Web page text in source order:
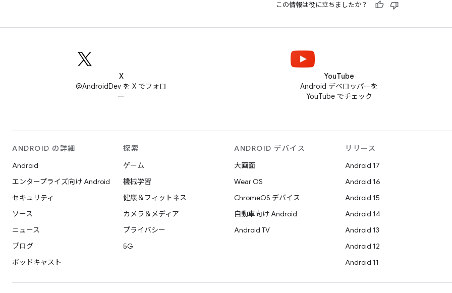
この情報は役に立ちましたか？
X
@AndroidDev を X でフォロ
ー
YouTube
Android デベロッパーを
YouTube でチェック
ANDROID の詳細
Android
エンタープライズ向け Android
セキュリティ
ソース
ニュース
ブログ
ポッドキャスト
探索
ゲーム
機械学習
健康＆フィットネス
カメラ＆メディア
プライバシー
5G
ANDROID デバイス
大画面
Wear OS
ChromeOS デバイス
自動車向け Android
Android TV
リリース
Android 17
Android 16
Android 15
Android 14
Android 13
Android 12
Android 11